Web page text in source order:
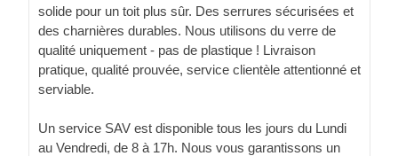
solide pour un toit plus sûr. Des serrures sécurisées et
des charnières durables. Nous utilisons du verre de
qualité uniquement - pas de plastique ! Livraison
pratique, qualité prouvée, service clientèle attentionné et
serviable.
Un service SAV est disponible tous les jours du Lundi
au Vendredi, de 8 à 17h. Nous vous garantissons un